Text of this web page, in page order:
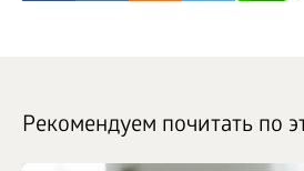
Рекомендуем почитать по